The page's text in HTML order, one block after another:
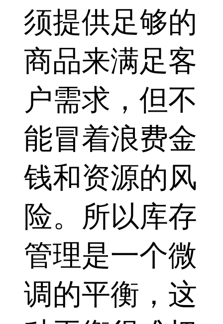
须提供足够的
商品来满足客
户需求，但不
能冒着浪费金
钱和资源的风
险。所以库存
管理是一个微
调的平衡，这